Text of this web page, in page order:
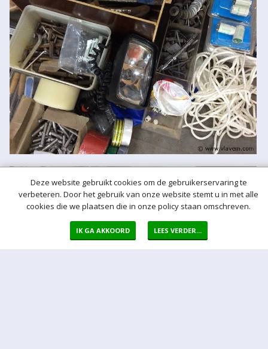
Deze website gebruikt cookies om de gebruikerservaring te
verbeteren. Door het gebruik van onze website stemt u in met alle
cookies die we plaatsen die in onze policy staan omschreven.
IK GA AKKOORD LEES VERDER...